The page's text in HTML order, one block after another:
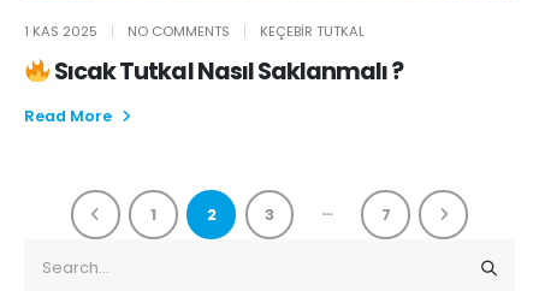
1 KAS 2025 NO COMMENTS KEÇEBIR TUTKAL
Sıcak Tutkal Nasıl Saklanmalı ?
Read More
1 2 3 … 7